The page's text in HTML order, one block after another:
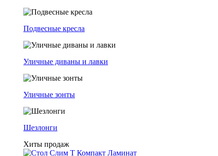
Подвесные кресла
Уличные диваны и лавки
Уличные зонты
Шезлонги
Хиты продаж